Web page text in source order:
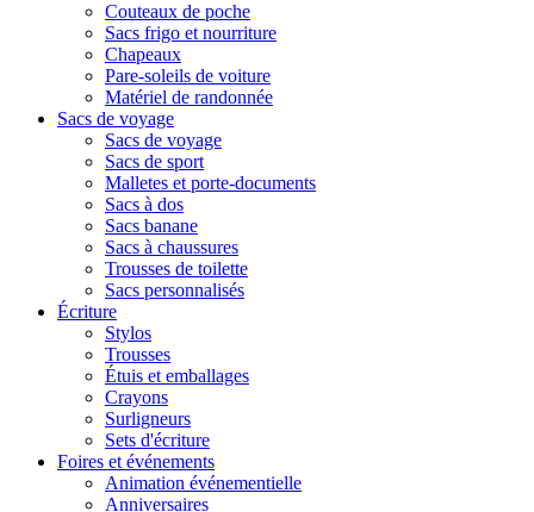
Couteaux de poche
Sacs frigo et nourriture
Chapeaux
Pare-soleils de voiture
Matériel de randonnée
Sacs de voyage
Sacs de voyage
Sacs de sport
Malletes et porte-documents
Sacs à dos
Sacs banane
Sacs à chaussures
Trousses de toilette
Sacs personnalisés
Écriture
Stylos
Trousses
Étuis et emballages
Crayons
Surligneurs
Sets d'écriture
Foires et événements
Animation événementielle
Anniversaires